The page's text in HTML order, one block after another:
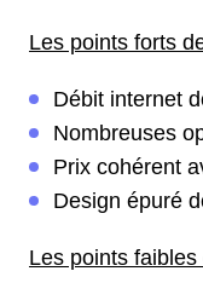
Les points forts
Débit internet
Nombreuses
Prix cohérent
Design épuré
Les points